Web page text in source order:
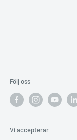
Följ oss
Vi accepterar